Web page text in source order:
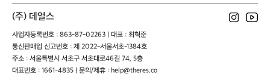
(주) 데얼스
사업자등록번호 : 863-87-02263 | 대표 : 최혁준
통신판매업 신고번호 : 제 2022-서울서초-1384호
주소 : 서울특별시 서초구 서초대로46길 74, 5층
대표번호 : 1661-4835 | 문의/제휴 : help@theres.co